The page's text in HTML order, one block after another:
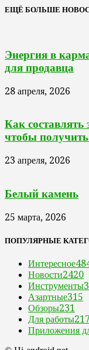
ЕЩЁ БОЛЬШЕ
Энергия в
для продавца
28 апреля, 2026
Как составлять
чтобы
23 апреля, 2026
Белый камень
25 марта, 2026
ПОПУЛЯРНЫЕ
Интересное
Новости2420
Инструменты
Азартные315
Обзоры231
Для работы217
Приложения